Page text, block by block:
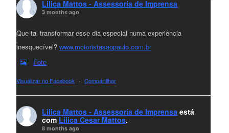
Lilica Mattos - Assessoria de Imprensa
3 months ago
Que tal transformar esse dia especial numa experiência
inesquecível?www.motoristasaopaulo.com.br
Foto
Visualizar no Facebook · Compartilhar
Lilica Mattos - Assessoria de Imprensa está
com Lilica Cesar Mattos.
8 months ago